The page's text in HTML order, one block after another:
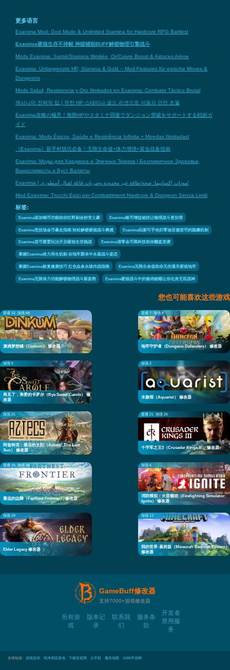
更多语言
Exanima Mod: God Mode & Unlimited Stamina for Hardcore RPG Battles!
Exanima硬核生存不掉帧 神级辅助BUFF解锁物理引擎战斗
Mods Exanima: Santé/Stamina Illimitée, Or/Cuivre Boost & Astuces Arène
Exanima: Unbegrenzte HP, Stamina & Gold – Mod-Features für epische Moves &
Dungeons
Mods Salud, Resistencia y Oro Ilimitados en Exanima: Combate Táctico Brutal
엑사니마 전략적 팁 | 무한 HP·스태미나·골드 리셋으로 어둠의 던전 초월
Exanima攻略の極意！無限HPやスタミナ回復でダンジョン突破をサポートする戦術ガ
イド
Exanima: Mods Épicos, Saúde e Resistência Infinita + Moedas Ilimitadas!
《Exanima》新手村脱坑必备！无限生命值+体力增强+黄金战备指南
Exanima: Моды для Хардкора и Эпичных Трюков | Безлимитное Здоровье,
Выносливость и Буст Валюты
Exanima | مودات إكسانيما: صحة/طاقة غير محدودة وضربات قاتلة لقتال أسطوري!
Mod Exanima: Trucchi Epici per Combattimenti Hardcore & Dungeon Senza Limiti
标签:
Exanima添加铜币功能助你狂野刷金秒变土豪 Exanima银币增益秘技让物理战斗更丝滑
Exanima竞技场金币暴走指南 轻松解锁硬核战斗爽感 Exanima玩家可手动归零迪亚德货币的隐藏机制
Exanima货币重置玩法开启硬核生存挑战 Exanima清零金币黑科技助你翻盘逆袭
掌握Exanima体力再生机制 在地牢厮杀中永葆战斗姿态
掌握Exanima恢复健康技巧 红色血条永续作战指南 Exanima无限生命值助你无伤通关硬核地牢
Exanima无限体力功能解锁物理战斗新姿势 Exanima硬核战斗中的偷鸡秘籍让你化身无双战神
您也可能喜欢这些游戏
普通 22 加强 48
澳洲梦想镇（Dinkum） 修改器
普通 7 加强 8
地牢守护者（Dungeon Defenders） 修改器
加强 9
再见了，亲爱的卡罗尔（Bye Sweet Carole） 修
改器
加强 2
水族馆（Aquarist） 修改器
加强 21
阿兹特克：最后的太阳（Aztecs: The Last
Sun） 修改器
普通 21 加强 26
十字军之王3（Crusader Kings III） 修改器
普通 25 加强 38
最远的边陲（Farthest Frontier） 修改器
加强 6
消防模拟：火苗燃动（Firefighting Simulator:
Ignite） 修改器
加强 29
Elder Legacy 修改器
加强 11
我的世界:基岩版（Minecraft Bedrock Edition）
修改器
GameBuff修改器
支持7000+游戏修改器
所有游
戏
版本记
录
联系我
们
服务条
款
开发者
禁用服
务
友情链接: 游戏加加 纯净系统基地 下载安装网 云手机 魔兽地图 1688手游网